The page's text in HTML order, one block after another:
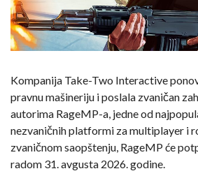
Kompanija Take-Two Interactive
pravnu mašineriju i poslala zvaničan
autorima RageMP-a, jedne od
nezvaničnih platformi za multiplayer i
zvaničnom saopštenju, RageMP će
radom 31. avgusta 2026. godine.